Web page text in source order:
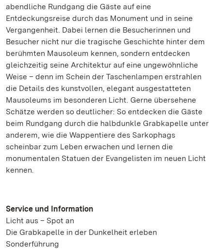
abendliche Rundgang die Gäste auf eine
Entdeckungsreise durch das Monument und in seine
Vergangenheit. Dabei lernen die Besucherinnen und
Besucher nicht nur die tragische Geschichte hinter dem
berühmten Mausoleum kennen, sondern entdecken
gleichzeitig seine Architektur auf eine ungewöhnliche
Weise – denn im Schein der Taschenlampen erstrahlen
die Details des kunstvollen, elegant ausgestatteten
Mausoleums im besonderen Licht. Gerne übersehene
Schätze werden so deutlicher: So entdecken die Gäste
beim Rundgang durch die halbdunkle Grabkapelle unter
anderem, wie die Wappentiere des Sarkophags
scheinbar zum Leben erwachen und lernen die
monumentalen Statuen der Evangelisten im neuen Licht
kennen.
Service und Information
Licht aus – Spot an
Die Grabkapelle in der Dunkelheit erleben
Sonderführung